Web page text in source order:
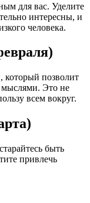
для вас. Уделите
интересны, и
человека.
который позволит
мыслями. Это не
всем вокруг.
быть
привлечь